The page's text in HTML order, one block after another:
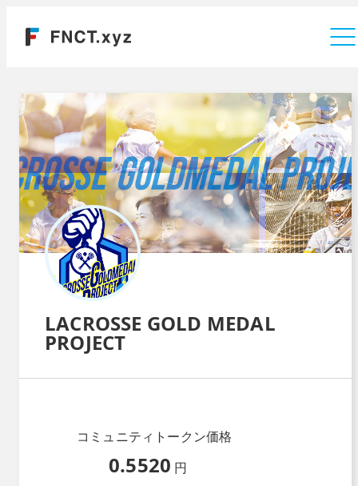
LACROSSE GOLD MEDAL
PROJECT
コミュニティトークン価格
0.5520 円